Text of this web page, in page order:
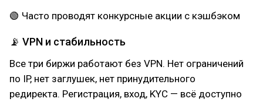
🟢 Часто проводят конкурсные акции с кэшбэком
📡 VPN и стабильность
Все три биржи работают без VPN. Нет ограничений
по IP, нет заглушек, нет принудительного
редиректа. Регистрация, вход, KYC — всё доступно